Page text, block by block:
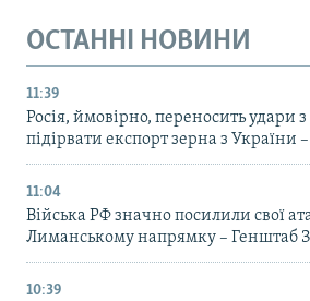
ОСТАННІ НОВИНИ
11:39
Росія, ймовірно, переносить удари
підірвати експорт зерна з України
11:04
Війська РФ значно посилили свої
Лиманському напрямку – Генштаб
10:39